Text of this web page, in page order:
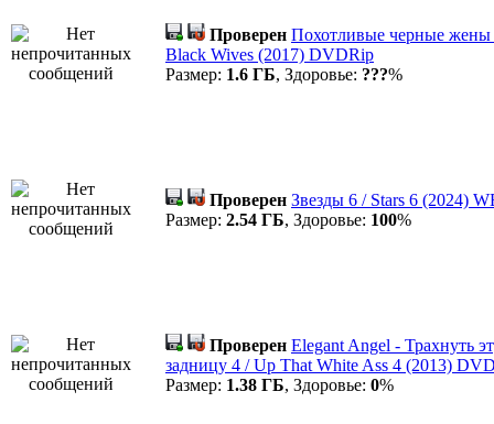
Проверен Похотливые черные жены
Black Wives (2017) DVDRip
Размер: 1.6 ГБ, Здоровье: ???%
Проверен Звезды 6 / Stars 6 (2024)
Размер: 2.54 ГБ, Здоровье: 100%
Проверен Elegant Angel - Трахнуть
задницу 4 / Up That White Ass 4 (2013)
Размер: 1.38 ГБ, Здоровье: 0%